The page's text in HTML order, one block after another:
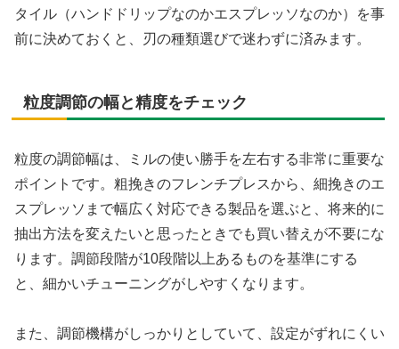
タイル（ハンドドリップなのかエスプレッソなのか）を事
前に決めておくと、刃の種類選びで迷わずに済みます。
粒度調節の幅と精度をチェック
粒度の調節幅は、ミルの使い勝手を左右する非常に重要な
ポイントです。粗挽きのフレンチプレスから、細挽きのエ
スプレッソまで幅広く対応できる製品を選ぶと、将来的に
抽出方法を変えたいと思ったときでも買い替えが不要にな
ります。調節段階が10段階以上あるものを基準にする
と、細かいチューニングがしやすくなります。
また、調節機構がしっかりとしていて、設定がずれにくい